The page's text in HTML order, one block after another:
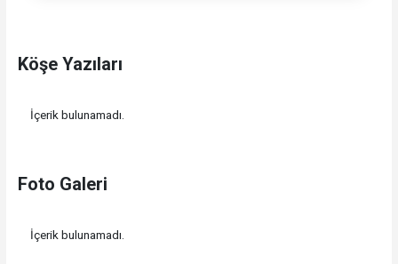
Köşe Yazıları
İçerik bulunamadı.
Foto Galeri
İçerik bulunamadı.